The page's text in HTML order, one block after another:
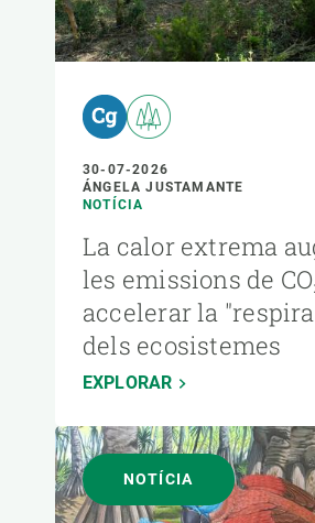
30-07-2026
ÁNGELA JUSTAMANTE
NOTÍCIA
La calor extrema
les emissions de
accelerar la
dels ecosistemes
EXPLORAR
NOTÍCIA